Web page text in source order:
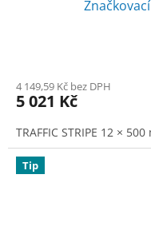
4 149,59 Kč bez DPH
5 021 Kč
TRAFFIC STRIPE 12 ×
Tip